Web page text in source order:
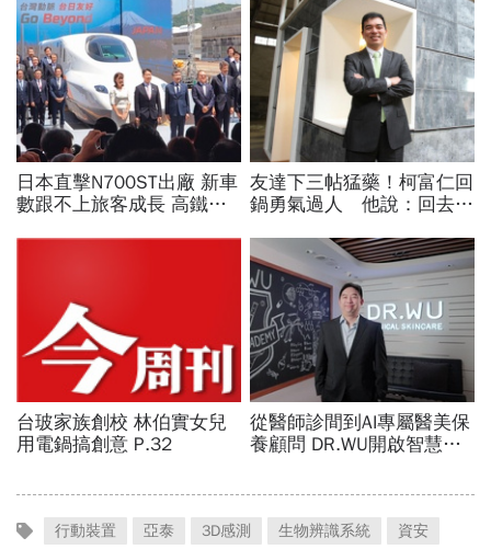
行動裝置 亞泰 3D感測 生物辨識系統 資安